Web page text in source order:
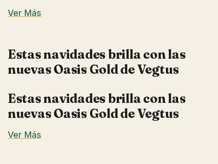
Ver Más
Estas navidades brilla con las
nuevas Oasis Gold de Vegtus
Estas navidades brilla con las
nuevas Oasis Gold de Vegtus
Ver Más